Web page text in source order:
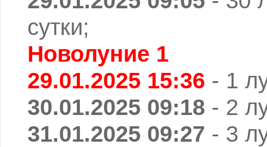
сутки;
Новолуние 1
29.01.2025 15:36 - 1
30.01.2025 09:18 - 2
31.01.2025 09:27 - 3